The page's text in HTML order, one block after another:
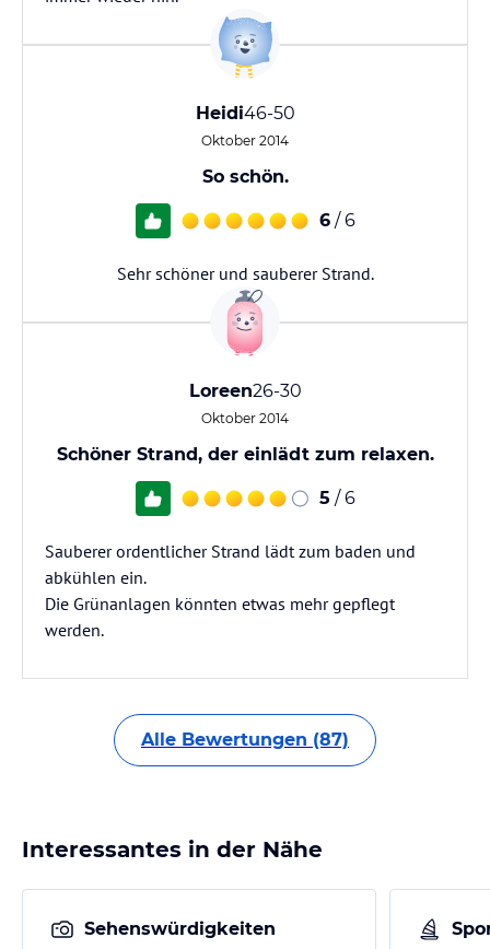
Heidi46-50
Oktober 2014
So schön.
6 / 6
Sehr schöner und sauberer Strand.
Loreen26-30
Oktober 2014
Schöner Strand, der einlädt zum relaxen.
5 / 6
Sauberer ordentlicher Strand lädt zum baden und
abkühlen ein.
Die Grünanlagen könnten etwas mehr gepflegt
werden.
Alle Bewertungen (87)
Interessantes in der Nähe
Sehenswürdigkeiten